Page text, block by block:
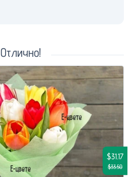
Отлично!
$31.17
$33.50